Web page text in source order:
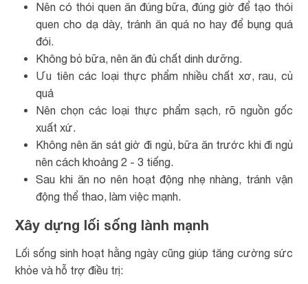
Nên có thói quen ăn đúng bữa, đúng giờ để tạo thói
quen cho dạ dày, tránh ăn quá no hay để bụng quá
đói.
Không bỏ bữa, nên ăn đủ chất dinh dưỡng.
Ưu tiên các loại thực phẩm nhiều chất xơ, rau, củ
quả
Nên chọn các loại thực phẩm sạch, rõ nguồn gốc
xuất xứ.
Không nên ăn sát giờ đi ngủ, bữa ăn trước khi đi ngủ
nên cách khoảng 2 - 3 tiếng.
Sau khi ăn no nên hoạt động nhẹ nhàng, tránh vận
động thể thao, làm việc mạnh.
Xây dựng lối sống lành mạnh
Lối sống sinh hoạt hằng ngày cũng giúp tăng cường sức
khỏe và hỗ trợ điều trị: